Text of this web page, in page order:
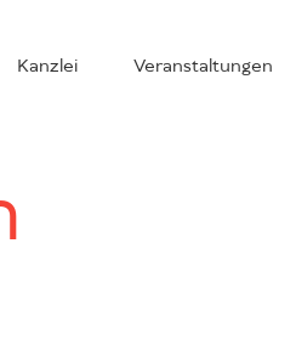
Kanzlei Veranstaltungen